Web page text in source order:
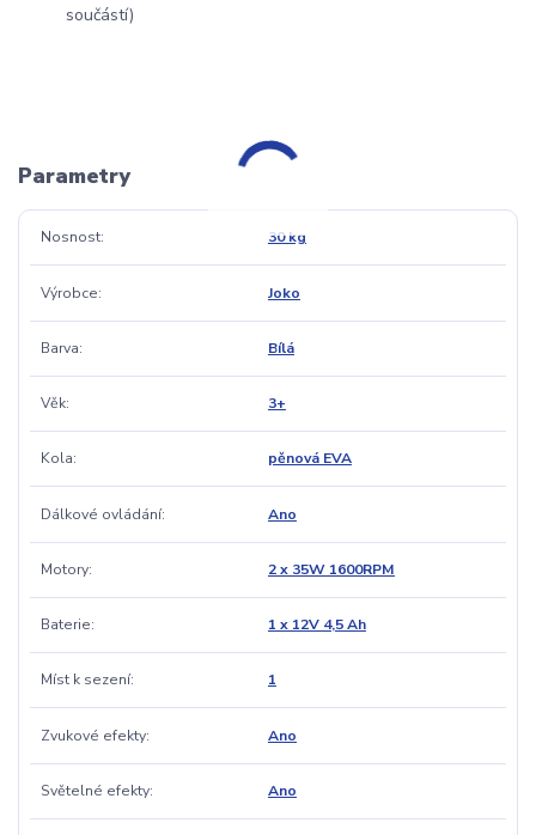
součástí)
Parametry
Nosnost 30 kg
Výrobce Joko
Barva Bílá
Věk 3+
Kola pěnová EVA
Dálkové ovládání Ano
Motory 2 x 35W 1600RPM
Baterie 1 x 12V 4,5 Ah
Míst k sezení 1
Zvukové efekty Ano
Světelné efekty Ano